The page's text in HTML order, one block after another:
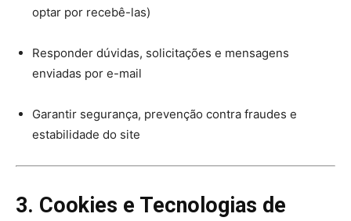
optar por recebê-las)
Responder dúvidas, solicitações e mensagens
enviadas por e-mail
Garantir segurança, prevenção contra fraudes e
estabilidade do site
3. Cookies e Tecnologias de